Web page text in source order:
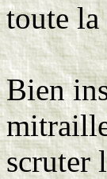
toute
Bien
scruter